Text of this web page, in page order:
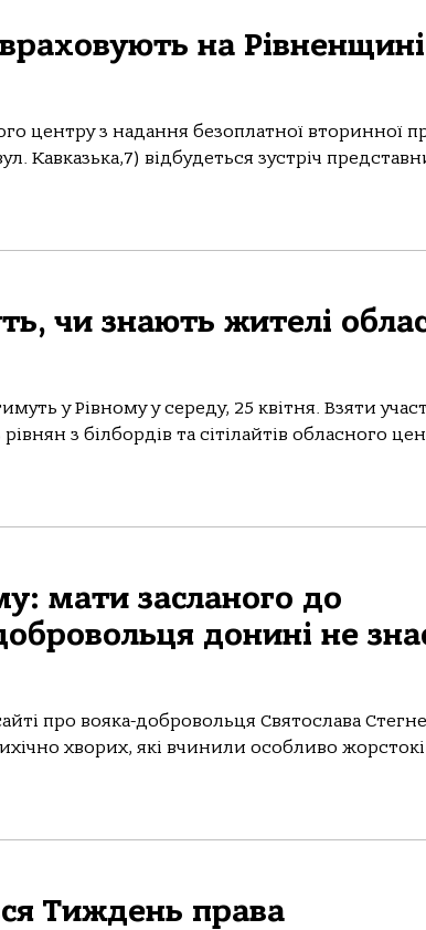
на
центру з надання безоплатної вторинної
Кавказька,7) відбудеться зустріч
чи знають жителі
у Рівному у середу, 25 квітня. Взяти
з білбордів та сітілайтів обласного
мати засланого до
донині не
про вояка-добровольця Святослава
хворих, які вчинили особливо
Тиждень права